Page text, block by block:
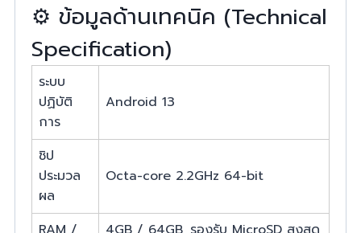
⚙️ ข้อมูลด้านเทคนิค (Technical
Specification)
ระบบ
ปฏิบัติ
การ
Android 13
ชิป
ประมวล
ผล
Octa-core 2.2GHz 64-bit